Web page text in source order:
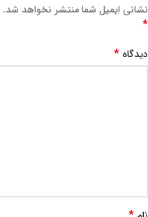
نشانی ایمیل شما منتشر نخواهد شد.
*
دیدگاه *